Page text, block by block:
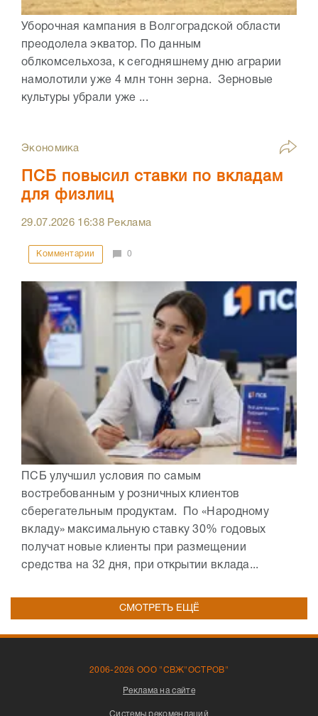
Уборочная кампания в Волгоградской области
преодолела экватор. По данным
облкомсельхоза, к сегодняшнему дню аграрии
намолотили уже 4 млн тонн зерна. Зерновые
культуры убрали уже ...
Экономика
ПСБ повысил ставки по вкладам
для физлиц
29.07.2026 16:38Реклама
Комментарии 0
ПСБ улучшил условия по самым
востребованным у розничных клиентов
сберегательным продуктам. По «Народному
вкладу» максимальную ставку 30% годовых
получат новые клиенты при размещении
средства на 32 дня, при открытии вклада...
СМОТРЕТЬ ЕЩЁ
2006-2026 ООО "СВЖ"ОСТРОВ"
Реклама на сайте
Системы рекомендаций